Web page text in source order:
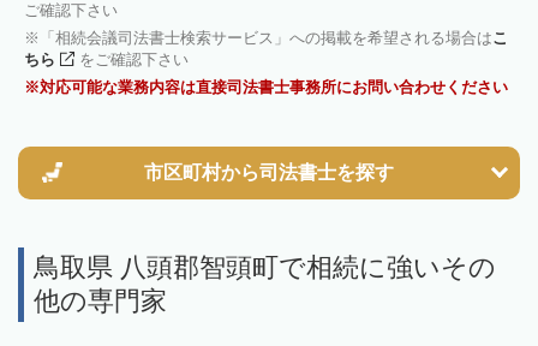
ご確認下さい
「相続会議司法書士検索サービス」への掲載を希望される場合はこ
ちら
をご確認下さい
対応可能な業務内容は直接司法書士事務所にお問い合わせください
市区町村から司法書士を探す
鳥取県 八頭郡智頭町で相続に強いその
他の専門家